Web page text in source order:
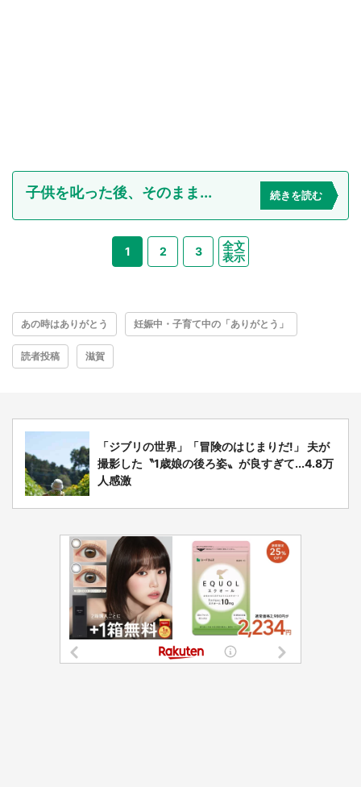
子供を叱った後、そのまま... 続きを読む
1 2 3
全文
表示
あの時はありがとう 妊娠中・子育て中の「ありがとう」
読者投稿 滋賀
「ジブリの世界」「冒険のはじまりだ!」 夫が
撮影した〝1歳娘の後ろ姿〟が良すぎて...4.8万
人感激